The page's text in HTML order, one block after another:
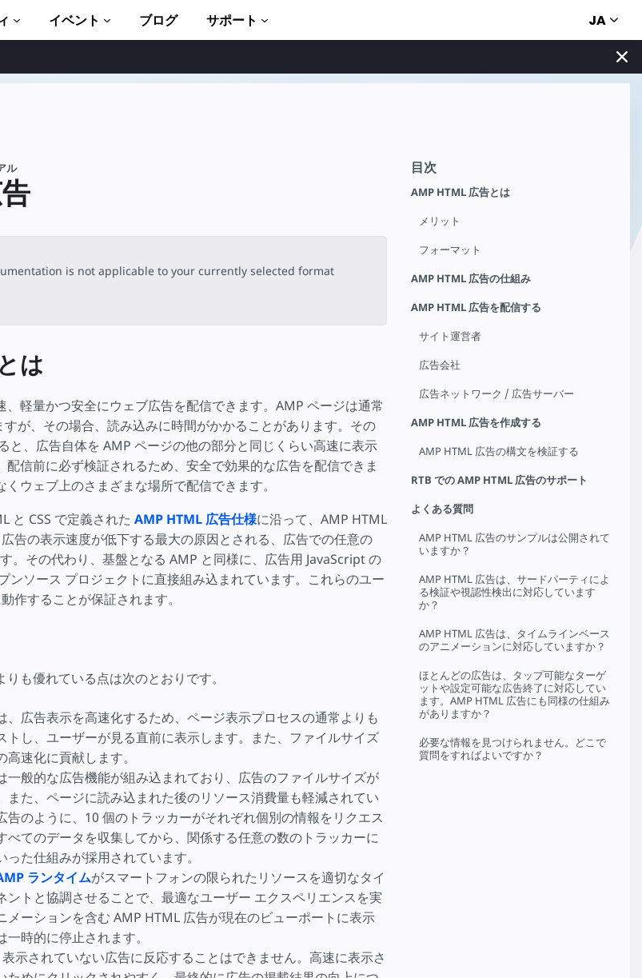
イベント ブログ サポート JA
目次
AMP HTML 広告とは
メリット
フォーマット
AMP HTML 広告の仕組み
AMP HTML 広告を配信する
サイト運営者
広告会社
広告ネットワーク / 広告サーバー
AMP HTML 広告を作成する
AMP HTML 広告の構文を検証する
RTB での AMP HTML 広告のサポート
よくある質問
AMP HTML 広告のサンプルは公開されて
いますか？
AMP HTML 広告は、サードパーティによ
る検証や視認性検出に対応しています
か？
AMP HTML 広告は、タイムラインベース
のアニメーションに対応していますか？
ほとんどの広告は、タップ可能なターゲ
ットや設定可能な広告終了に対応してい
ます。AMP HTML 広告にも同様の仕組み
がありますか？
必要な情報を見つけられません。どこで
質問をすればよいですか？
ル
is not applicable to your currently selected format
は
軽量かつ安全にウェブ広告を配信できます。AMP ページは通常
が、その場合、読み込みに時間がかかることがあります。その
と、広告自体を AMP ページの他の部分と同じくらい高速に表示
信前に必ず検証されるため、安全で効果的な広告を配信できま
ウェブ上のさまざまな場所で配信できます。
と CSS で定義された AMP HTML 広告仕様に沿って、AMP HTML
告の表示速度が低下する最大の原因とされる、広告での任意の
。その代わり、基盤となる AMP と同様に、広告用 JavaScript の
ンソース プロジェクトに直接組み込まれています。これらのユー
作することが保証されます。
も優れている点は次のとおりです。
、広告表示を高速化するため、ページ表示プロセスの通常よりも
トし、ユーザーが見る直前に表示します。また、ファイルサイズ
速化に貢献します。
一般的な広告機能が組み込まれており、広告のファイルサイズが
また、ページに読み込まれた後のリソース消費量も軽減されてい
告のように、10 個のトラッカーがそれぞれ個別の情報をリクエス
べてのデータを収集してから、関係する任意の数のトラッカーに
た仕組みが採用されています。
ランタイムがスマートフォンの限られたリソースを適切なタイ
ントと協調させることで、最適なユーザー エクスペリエンスを実
メーションを含む AMP HTML 広告が現在のビューポートに表示
時的に停止されます。
示されていない広告に反応することはできません。高速に表示さ